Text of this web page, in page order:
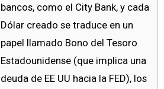
bancos, como el City Bank, y cada
Dólar creado se traduce en un
papel llamado Bono del Tesoro
Estadounidense (que implica una
deuda de EE UU hacia la FED), los